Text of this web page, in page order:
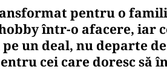
pentru o
într-o afacere, iar
un deal, nu departe
cei care doresc să